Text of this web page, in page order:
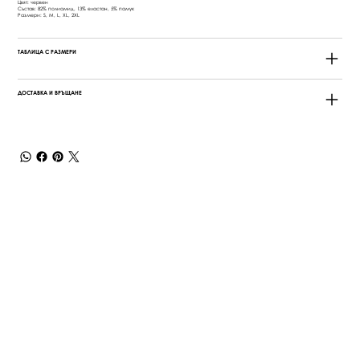
Цвят: червен
Състав: 82% полиамид, 13% еластан, 5% памук
Размери: S, M, L, XL, 2XL
ТАБЛИЦА С РАЗМЕРИ
ДОСТАВКА И ВРЪЩАНЕ